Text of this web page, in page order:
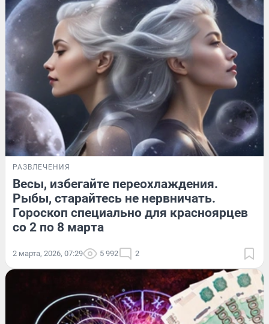
РАЗВЛЕЧЕНИЯ
Весы, избегайте переохлаждения.
Рыбы, старайтесь не нервничать.
Гороскоп специально для красноярцев
со 2 по 8 марта
2 марта, 2026, 07:29 5 992 2